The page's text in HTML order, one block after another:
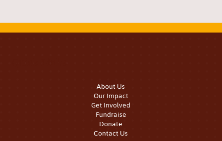
About Us
Our Impact
Get Involved
Fundraise
Donate
Contact Us